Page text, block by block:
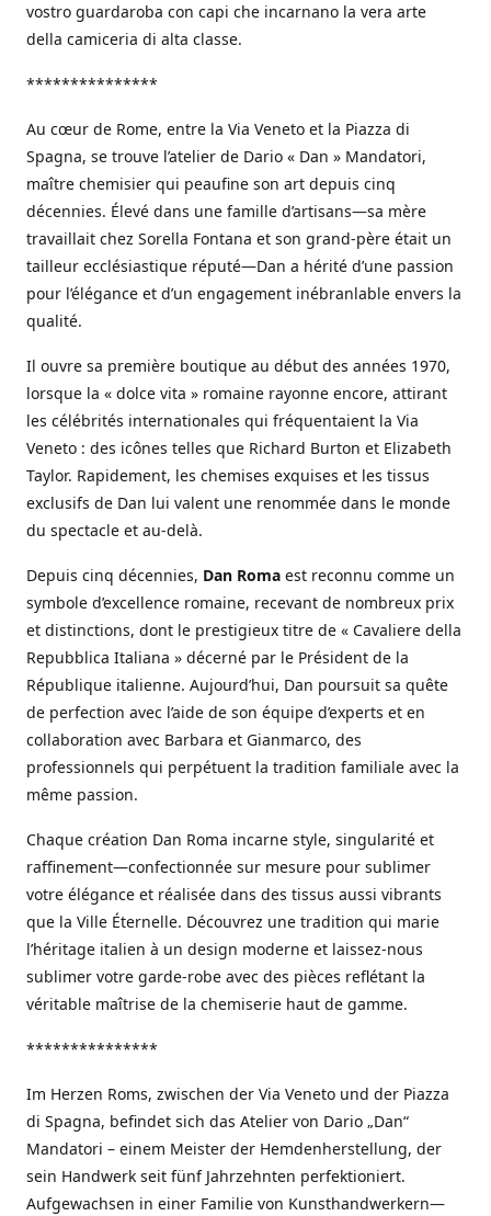
vostro guardaroba con capi che incarnano la vera arte
della camiceria di alta classe.
***************
Au cœur de Rome, entre la Via Veneto et la Piazza di
Spagna, se trouve l’atelier de Dario « Dan » Mandatori,
maître chemisier qui peaufine son art depuis cinq
décennies. Élevé dans une famille d’artisans—sa mère
travaillait chez Sorella Fontana et son grand-père était un
tailleur ecclésiastique réputé—Dan a hérité d’une passion
pour l’élégance et d’un engagement inébranlable envers la
qualité.
Il ouvre sa première boutique au début des années 1970,
lorsque la « dolce vita » romaine rayonne encore, attirant
les célébrités internationales qui fréquentaient la Via
Veneto : des icônes telles que Richard Burton et Elizabeth
Taylor. Rapidement, les chemises exquises et les tissus
exclusifs de Dan lui valent une renommée dans le monde
du spectacle et au-delà.
Depuis cinq décennies, Dan Roma est reconnu comme un
symbole d’excellence romaine, recevant de nombreux prix
et distinctions, dont le prestigieux titre de « Cavaliere della
Repubblica Italiana » décerné par le Président de la
République italienne. Aujourd’hui, Dan poursuit sa quête
de perfection avec l’aide de son équipe d’experts et en
collaboration avec Barbara et Gianmarco, des
professionnels qui perpétuent la tradition familiale avec la
même passion.
Chaque création Dan Roma incarne style, singularité et
raffinement—confectionnée sur mesure pour sublimer
votre élégance et réalisée dans des tissus aussi vibrants
que la Ville Éternelle. Découvrez une tradition qui marie
l’héritage italien à un design moderne et laissez-nous
sublimer votre garde-robe avec des pièces reflétant la
véritable maîtrise de la chemiserie haut de gamme.
***************
Im Herzen Roms, zwischen der Via Veneto und der Piazza
di Spagna, befindet sich das Atelier von Dario „Dan“
Mandatori – einem Meister der Hemdenherstellung, der
sein Handwerk seit fünf Jahrzehnten perfektioniert.
Aufgewachsen in einer Familie von Kunsthandwerkern—